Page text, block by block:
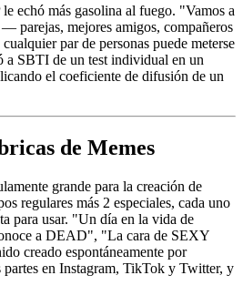
echó más gasolina al fuego. "Vamos a
parejas, mejores amigos, compañeros
par de personas puede meterse
a SBTI de un test individual en un
el coeficiente de difusión de un
de Memes
grande para la creación de
regulares más 2 especiales, cada uno
para usar. "Un día en la vida de
a DEAD", "La cara de SEXY
creado espontáneamente por
partes en Instagram, TikTok y Twitter, y